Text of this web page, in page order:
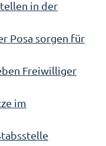
in der
Posa sorgen für
Freiwilliger
im